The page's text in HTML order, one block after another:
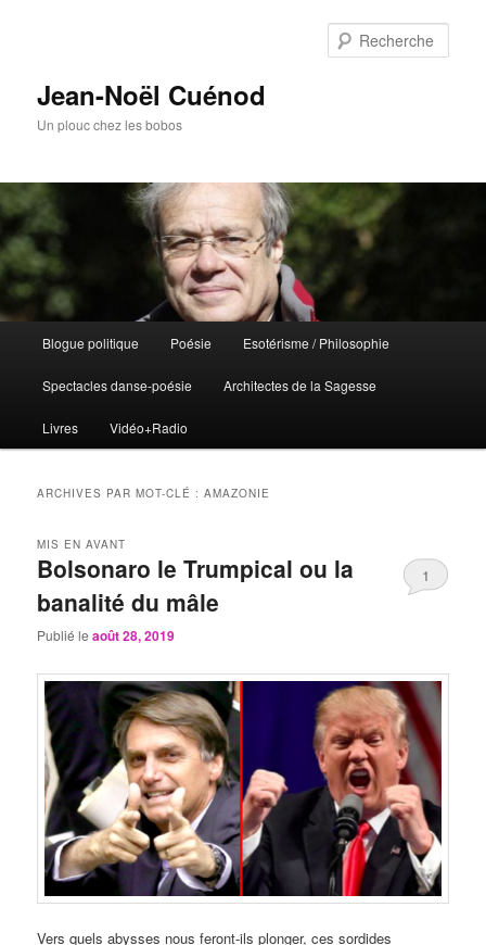
Jean-Noël Cuénod
Un plouc chez les bobos
Aller
au
contenu
principal
Aller
au
contenu
secondaire
Blogue politique Poésie Esotérisme / Philosophie
Spectacles danse-poésie Architectes de la Sagesse
Livres Vidéo+Radio
ARCHIVES PAR MOT-CLÉ :AMAZONIE
Bolsonaro le Trumpical ou la
banalité du mâle
MIS EN AVANT
Publié leaoût 28, 2019
1
Vers quels abysses nous feront-ils plonger, ces sordides